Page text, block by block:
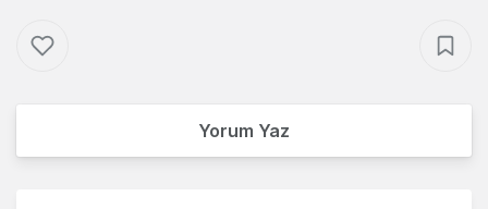
Yorum Yaz